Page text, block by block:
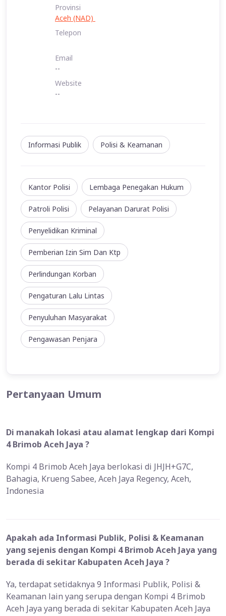
Provinsi
Aceh (NAD)
Telepon
Email
--
Website
--
Informasi Publik Polisi & Keamanan
Kantor Polisi Lembaga Penegakan Hukum
Patroli Polisi Pelayanan Darurat Polisi
Penyelidikan Kriminal
Pemberian Izin Sim Dan Ktp
Perlindungan Korban
Pengaturan Lalu Lintas
Penyuluhan Masyarakat
Pengawasan Penjara
Pertanyaan Umum
Di manakah lokasi atau alamat lengkap dari Kompi
4 Brimob Aceh Jaya ?
Kompi 4 Brimob Aceh Jaya berlokasi di JHJH+G7C,
Bahagia, Krueng Sabee, Aceh Jaya Regency, Aceh,
Indonesia
Apakah ada Informasi Publik, Polisi & Keamanan
yang sejenis dengan Kompi 4 Brimob Aceh Jaya yang
berada di sekitar Kabupaten Aceh Jaya ?
Ya, terdapat setidaknya 9 Informasi Publik, Polisi &
Keamanan lain yang serupa dengan Kompi 4 Brimob
Aceh Jaya yang berada di sekitar Kabupaten Aceh Jaya